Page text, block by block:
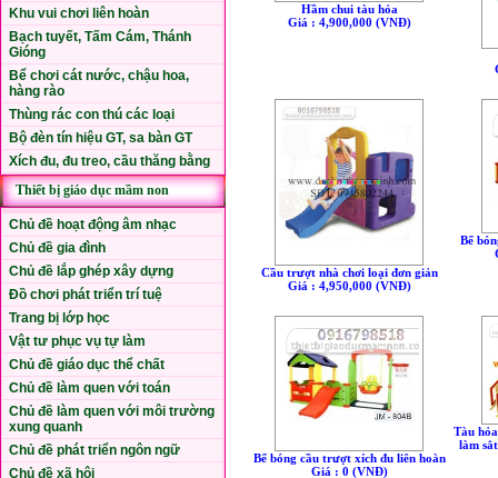
Khu vui chơi liên hoàn
Bạch tuyết, Tấm Cám, Thánh
Gióng
Bể chơi cát nước, chậu hoa,
hàng rào
Thùng rác con thú các loại
Bộ đèn tín hiệu GT, sa bàn GT
Xích đu, đu treo, cầu thăng bằng
Thiết bị giáo dục mầm non
Chủ đề hoạt động âm nhạc
Chủ đề gia đình
Chủ đề lắp ghép xây dựng
Đồ chơi phát triển trí tuệ
Trang bị lớp học
Vật tư phục vụ tự làm
Chủ đề giáo dục thể chất
Chủ đề làm quen với toán
Chủ đề làm quen với môi trường
xung quanh
Chủ đề phát triển ngôn ngữ
Chủ đề xã hội
Hầm chui tàu hỏa
Giá : 4,900,000 (VNÐ)
Cầu trượt nhà chơi loại đơn giản
Giá : 4,950,000 (VNÐ)
Bể
Bể bóng cầu trượt xích đu liên hoàn
Giá : 0 (VNÐ)
Tàu
làm